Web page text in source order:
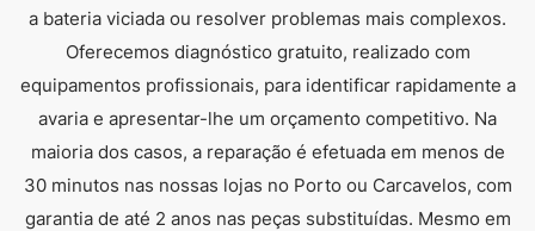
a bateria viciada ou resolver problemas mais complexos.
Oferecemos diagnóstico gratuito, realizado com
equipamentos profissionais, para identificar rapidamente a
avaria e apresentar-lhe um orçamento competitivo. Na
maioria dos casos, a reparação é efetuada em menos de
30 minutos nas nossas lojas no Porto ou Carcavelos, com
garantia de até 2 anos nas peças substituídas. Mesmo em